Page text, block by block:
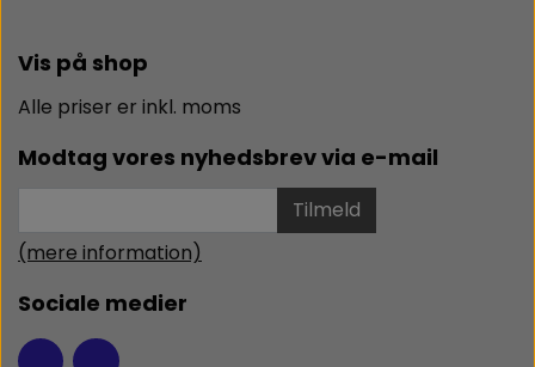
Vis på shop
Alle priser er inkl. moms
Modtag vores nyhedsbrev via e-mail
Tilmeld
(mere information)
Sociale medier